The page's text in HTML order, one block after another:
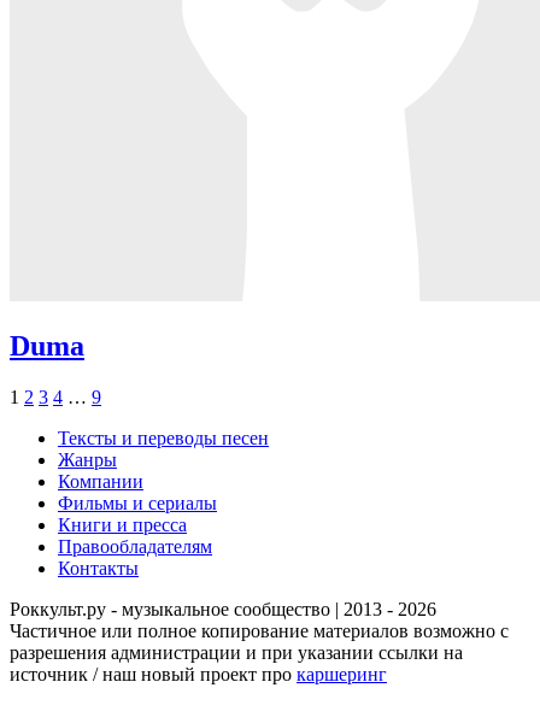
Duma
1 2 3 4 … 9
Тексты и переводы песен
Жанры
Компании
Фильмы и сериалы
Книги и пресса
Правообладателям
Контакты
Роккульт.ру - музыкальное сообщество | 2013 - 2026
Частичное или полное копирование материалов возможно с
разрешения администрации и при указании ссылки на
источник / наш новый проект про каршеринг